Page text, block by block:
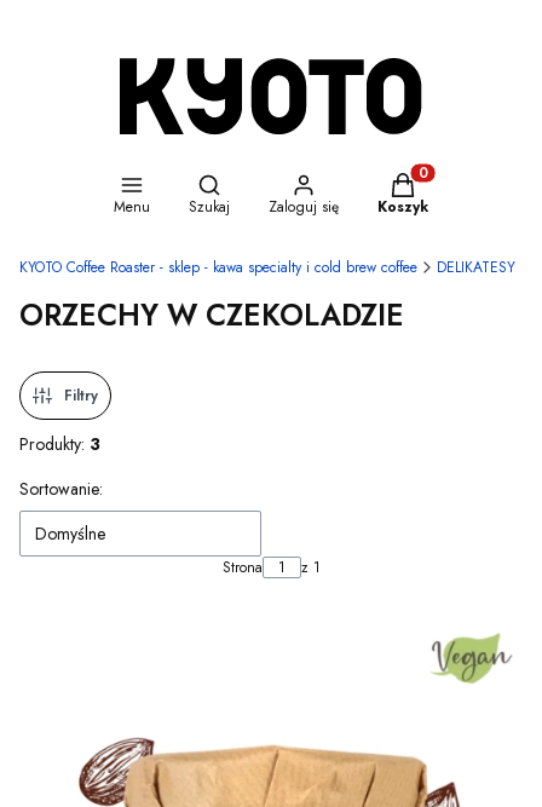
Menu
Otwórz wyszukiwarkę
Szukaj Zaloguj się
Produkty w
Koszyk
KYOTO Coffee Roaster - sklep - kawa specialty i cold brew coffee DELIKATESY
ORZECHY W CZEKOLADZIE
Filtry
Produkty: 3
Lista produktów
Sortowanie:
Domyślne
Strona z 1